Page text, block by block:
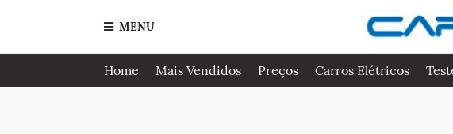
MENU
Home Mais Vendidos Preços Carros Elétricos